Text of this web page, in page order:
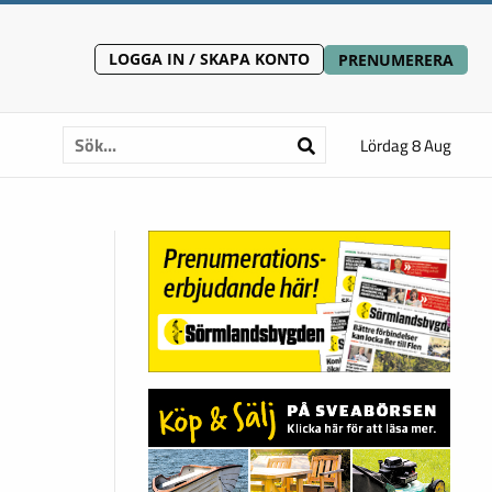
LOGGA IN / SKAPA KONTO PRENUMERERA
Lördag 8 Aug